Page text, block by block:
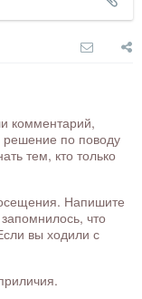
комментарий,
по поводу
тем, кто только
Напишите
что
вы ходили с